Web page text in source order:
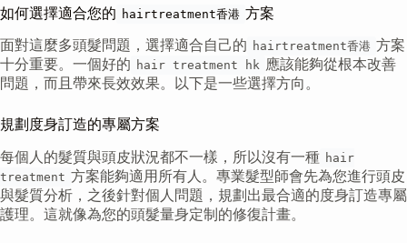
如何選擇適合您的 hairtreatment香港 方案
面對這麼多頭髮問題，選擇適合自己的 hairtreatment香港 方案
十分重要。一個好的 hair treatment hk 應該能夠從根本改善
問題，而且帶來長效效果。以下是一些選擇方向。
規劃度身訂造的專屬方案
每個人的髮質與頭皮狀況都不一樣，所以沒有一種 hair
treatment 方案能夠適用所有人。專業髮型師會先為您進行頭皮
與髮質分析，之後針對個人問題，規劃出最合適的度身訂造專屬
護理。這就像為您的頭髮量身定制的修復計畫。